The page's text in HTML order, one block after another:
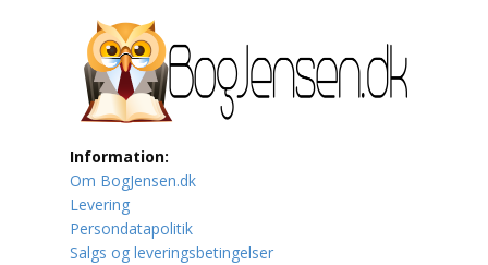
Litteraturhistorie
Lokalhistorie / Topografi
Lystfiskeri
Mad
Information:
Om BogJensen.dk
Levering
Persondatapolitik
Salgs og leveringsbetingelser